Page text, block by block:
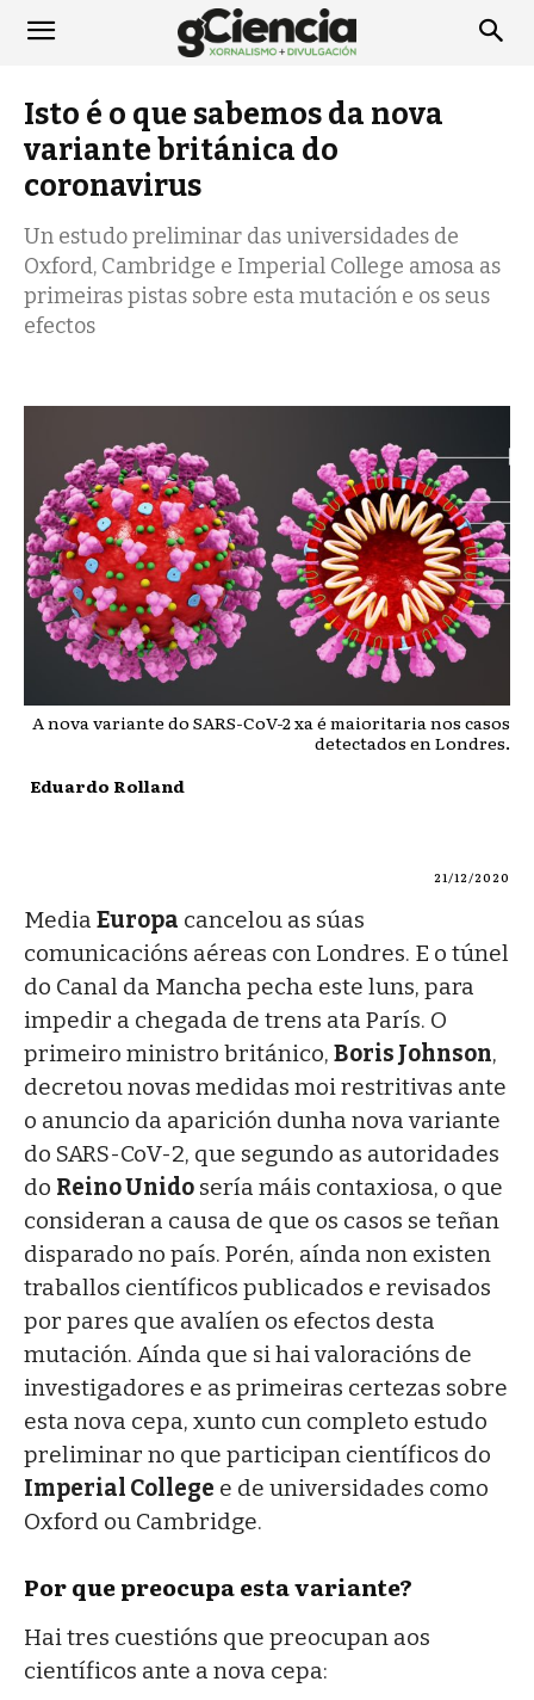
Isto é o que sabemos da nova
variante británica do
coronavirus
Un estudo preliminar das universidades de
Oxford, Cambridge e Imperial College amosa as
primeiras pistas sobre esta mutación e os seus
efectos
A nova variante do SARS-CoV-2 xa é maioritaria nos casos
detectados en Londres.
Eduardo Rolland
21/12/2020
Media Europa cancelou as súas
comunicacións aéreas con Londres. E o túnel
do Canal da Mancha pecha este luns, para
impedir a chegada de trens ata París. O
primeiro ministro británico, Boris Johnson,
decretou novas medidas moi restritivas ante
o anuncio da aparición dunha nova variante
do SARS-CoV-2, que segundo as autoridades
do Reino Unido sería máis contaxiosa, o que
consideran a causa de que os casos se teñan
disparado no país. Porén, aínda non existen
traballos científicos publicados e revisados
por pares que avalíen os efectos desta
mutación. Aínda que si hai valoracións de
investigadores e as primeiras certezas sobre
esta nova cepa, xunto cun completo estudo
preliminar no que participan científicos do
Imperial College e de universidades como
Oxford ou Cambridge.
Por que preocupa esta variante?
Hai tres cuestións que preocupan aos
científicos ante a nova cepa: